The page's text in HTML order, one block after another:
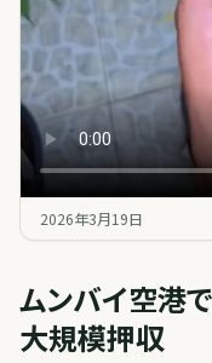
2026年3月19日
ムンバイ空港
大規模押収